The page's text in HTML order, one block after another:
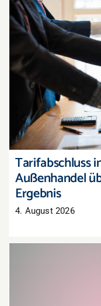
Außenhandel
Tarifabschluss
Außenhandel
Ergebnis
4. August 2026